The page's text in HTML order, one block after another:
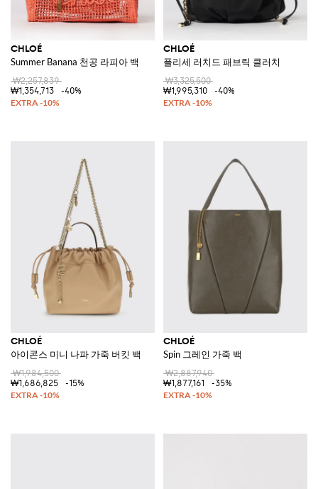
CHLOÉ
Summer Banana 천공 라피아 백
₩2,257,839
₩1,354,713
-40%
CHLOÉ
플리세 러치드 패브릭 클러치
₩3,325,500
₩1,995,310
-40%
CHLOÉ
아이콘스 미니 나파 가죽 버킷 백
₩1,984,500
₩1,686,825
-15%
CHLOÉ
Spin 그레인 가죽 백
₩2,887,940
₩1,877,161
-35%